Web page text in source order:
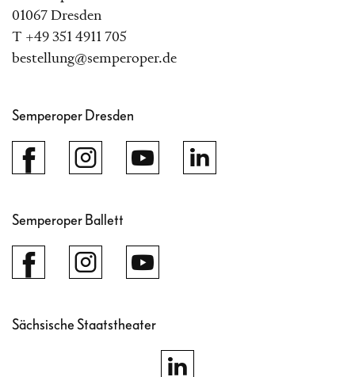
01067 Dresden
T +49 351 4911 705
bestellung@semperoper.de
Semperoper Dresden
Semperoper Ballett
Sächsische Staatstheater